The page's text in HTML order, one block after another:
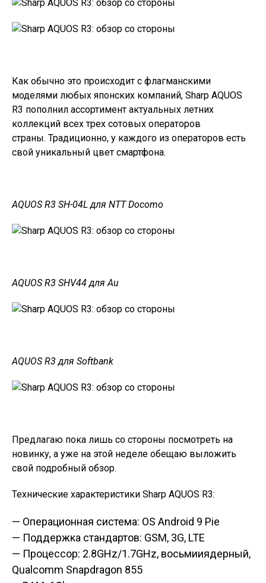
Как обычно это происходит с флагманскими
моделями любых японских компаний, Sharp AQUOS
R3 пополнил ассортимент актуальных летних
коллекций всех трех сотовых операторов
страны. Традиционно, у каждого из операторов есть
свой уникальный цвет смартфона.
AQUOS R3 SH-04L для NTT Docomo
AQUOS R3 SHV44 для Au
AQUOS R3 для Softbank
Предлагаю пока лишь со стороны посмотреть на
новинку, а уже на этой неделе обещаю выложить
свой подробный обзор.
Технические характеристики Sharp AQUOS R3:
— Операционная система: OS Android 9 Pie
— Поддержка стандартов: GSM, 3G, LTE
— Процессор: 2.8GHz/1.7GHz, восьмииядерный,
Qualcomm Snapdragon 855